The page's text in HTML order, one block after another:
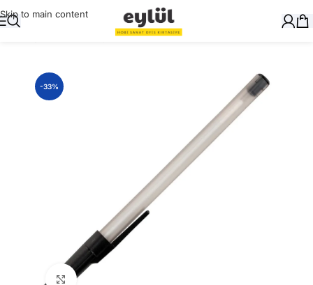
Skip to main content
Yazı Gereçleri/Tükenmez Kalemler
-33%
Büyütmek için tıklayın